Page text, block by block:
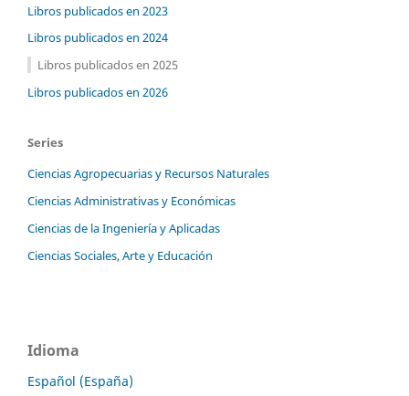
Libros publicados en 2023
Libros publicados en 2024
Libros publicados en 2025
Libros publicados en 2026
Series
Ciencias Agropecuarias y Recursos Naturales
Ciencias Administrativas y Económicas
Ciencias de la Ingeniería y Aplicadas
Ciencias Sociales, Arte y Educación
Idioma
Español (España)